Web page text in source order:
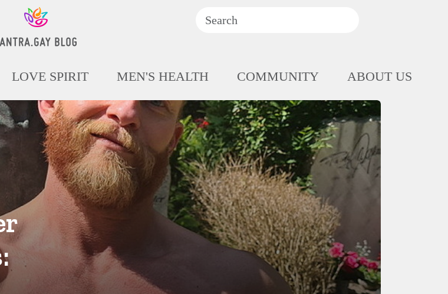
LOVE SPIRIT MEN'S HEALTH COMMUNITY ABOUT US